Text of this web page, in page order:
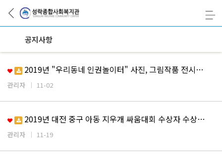
공지사항
2019년 "우리동네 인권놀이터" 사진, 그림작품 전시…
관리자 11-02
2019년 대전 중구 아동 지우개 싸움대회 수상자 수상…
관리자 11-19